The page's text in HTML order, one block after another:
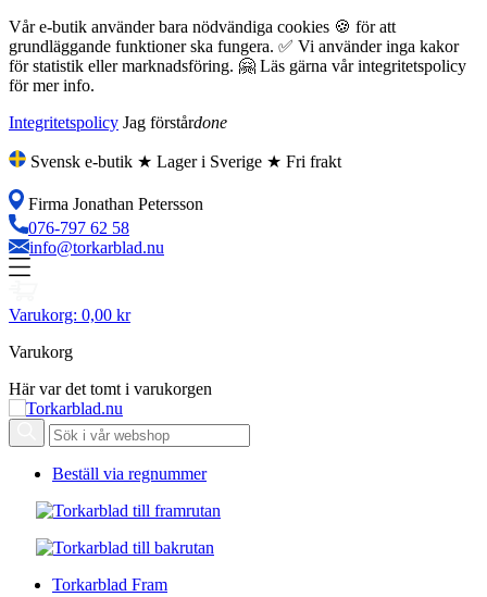
Vår e-butik använder bara nödvändiga cookies 🍪 för att
grundläggande funktioner ska fungera. ✅ Vi använder inga kakor
för statistik eller marknadsföring. 🤗 Läs gärna vår integritetspolicy
för mer info.
Integritetspolicy Jag förstårdone
Svensk e-butik ★ Lager i Sverige ★ Fri frakt
Firma Jonathan Petersson
076-797 62 58
info@torkarblad.nu
Varukorg: 0,00 kr
Varukorg
Här var det tomt i varukorgen
Beställ via regnummer
Torkarblad Fram